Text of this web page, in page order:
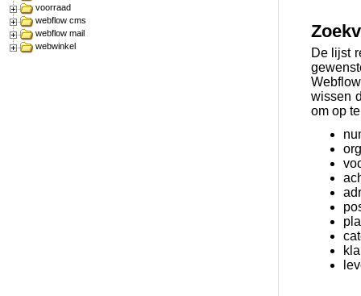
voorraad
webflow cms
webflow mail
webwinkel
De lijst
wissen
om op